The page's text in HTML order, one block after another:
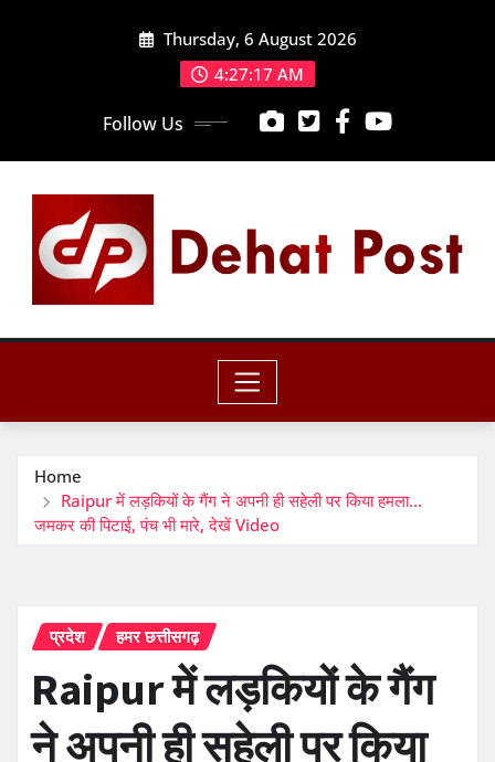
Thursday, 6 August 2026
4:27:19 AM
Follow Us
Home
Raipur में लड़कियों के गैंग ने अपनी ही सहेली पर किया हमला…
जमकर की पिटाई, पंच भी मारे, देखें Video
प्रदेश हमर छत्तीसगढ़
Raipur में लड़कियों के गैंग
ने अपनी ही सहेली पर किया